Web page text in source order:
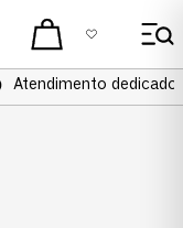
Atendimento dedicado